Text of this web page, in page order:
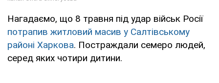
Нагадаємо, що 8 травня під удар військ Росії
потрапив житловий масив у Салтівському
районі Харкова. Постраждали семеро людей,
серед яких чотири дитини.